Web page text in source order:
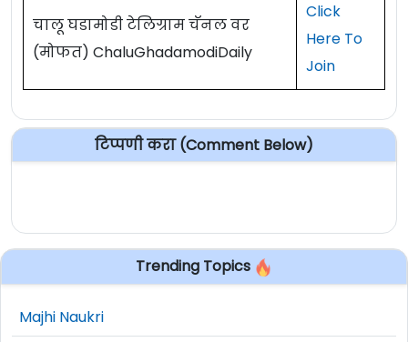
चालू घडामोडी टेलिग्राम चॅनल वर
(मोफत) ChaluGhadamodiDaily
Click
Here To
Join
टिप्पणी करा (Comment Below)
Trending Topics
Majhi Naukri